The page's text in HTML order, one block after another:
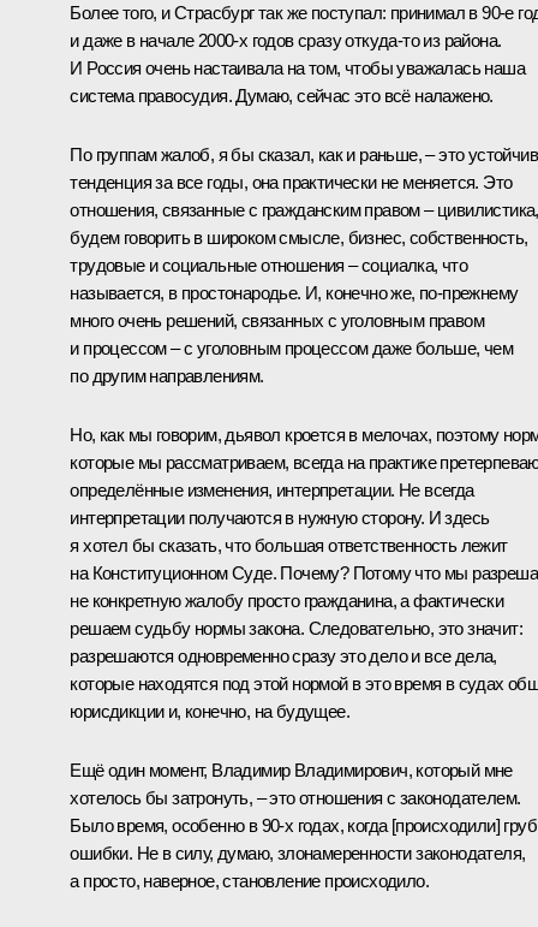
Более того, и Страсбург так же поступал: принимал в 90-е
и даже в начале 2000-х годов сразу откуда-то из района.
И Россия очень настаивала на том, чтобы уважалась наша
система правосудия. Думаю, сейчас это всё налажено.
По группам жалоб, я бы сказал, как и раньше, – это
тенденция за все годы, она практически не меняется. Это
отношения, связанные с гражданским правом – цивилистика,
будем говорить в широком смысле, бизнес, собственность,
трудовые и социальные отношения – социалка, что
называется, в простонародье. И, конечно же, по-прежнему
много очень решений, связанных с уголовным правом
и процессом – с уголовным процессом даже больше, чем
по другим направлениям.
Но, как мы говорим, дьявол кроется в мелочах, поэтому
которые мы рассматриваем, всегда на практике
определённые изменения, интерпретации. Не всегда
интерпретации получаются в нужную сторону. И здесь
я хотел бы сказать, что большая ответственность лежит
на Конституционном Суде. Почему? Потому что мы
не конкретную жалобу просто гражданина, а фактически
решаем судьбу нормы закона. Следовательно, это значит:
разрешаются одновременно сразу это дело и все дела,
которые находятся под этой нормой в это время в судах
юрисдикции и, конечно, на будущее.
Ещё один момент, Владимир Владимирович, который мне
хотелось бы затронуть, – это отношения с законодателем.
Было время, особенно в 90-х годах, когда [происходили]
ошибки. Не в силу, думаю, злонамеренности законодателя,
а просто, наверное, становление происходило.